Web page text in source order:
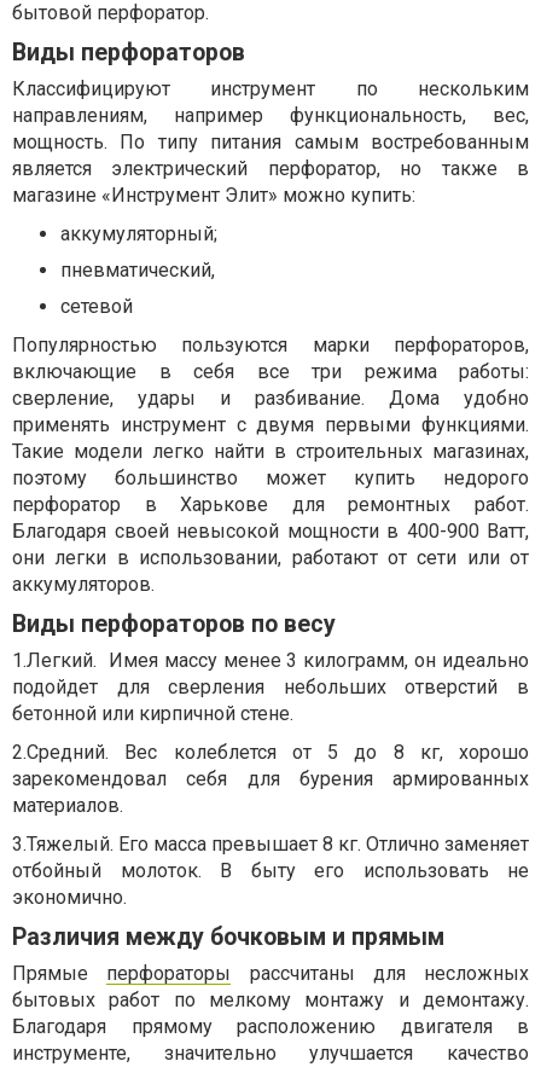
бытовой перфоратор.
Виды перфораторов
Классифицируют инструмент по нескольким
направлениям, например функциональность, вес,
мощность. По типу питания самым востребованным
является электрический перфоратор, но также в
магазине «Инструмент Элит» можно купить:
аккумуляторный;
пневматический,
сетевой
Популярностью пользуются марки перфораторов,
включающие в себя все три режима работы:
сверление, удары и разбивание. Дома удобно
применять инструмент с двумя первыми функциями.
Такие модели легко найти в строительных магазинах,
поэтому большинство может купить недорого
перфоратор в Харькове для ремонтных работ.
Благодаря своей невысокой мощности в 400-900 Ватт,
они легки в использовании, работают от сети или от
аккумуляторов.
Виды перфораторов по весу
1.Легкий.
Имея массу менее 3 килограмм, он идеально
подойдет для сверления небольших отверстий в
бетонной или кирпичной стене.
2.Средний. Вес колеблется от 5 до 8 кг, хорошо
зарекомендовал себя для бурения армированных
материалов.
3.Тяжелый. Его масса превышает 8 кг. Отлично заменяет
отбойный молоток. В быту его использовать не
экономично.
Различия между бочковым и прямым
Прямые перфораторы рассчитаны для несложных
бытовых работ по мелкому монтажу и демонтажу.
Благодаря прямому расположению двигателя в
инструменте, значительно улучшается качество